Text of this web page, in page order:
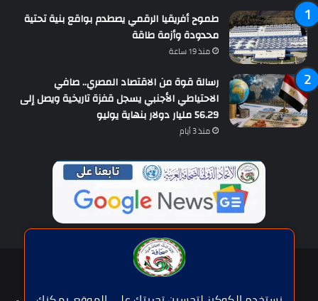
طموح أفريقيا الرقمي يصطدم بواقع بنية تحتية
محدودة وأزمة طاقة
منذ 19 ساعة
رسالة قوة من الاقتصاد المصري.. صافي
الاحتياطي الأجنبي يسجل قفزة تاريخية ويصل إلى
56.29 مليار دولار بنهاية يوليو
منذ 3 أيام
حقوق النشر © | جميع الحقوق محفوظة للاتحاد الدولى للصحافة العربية